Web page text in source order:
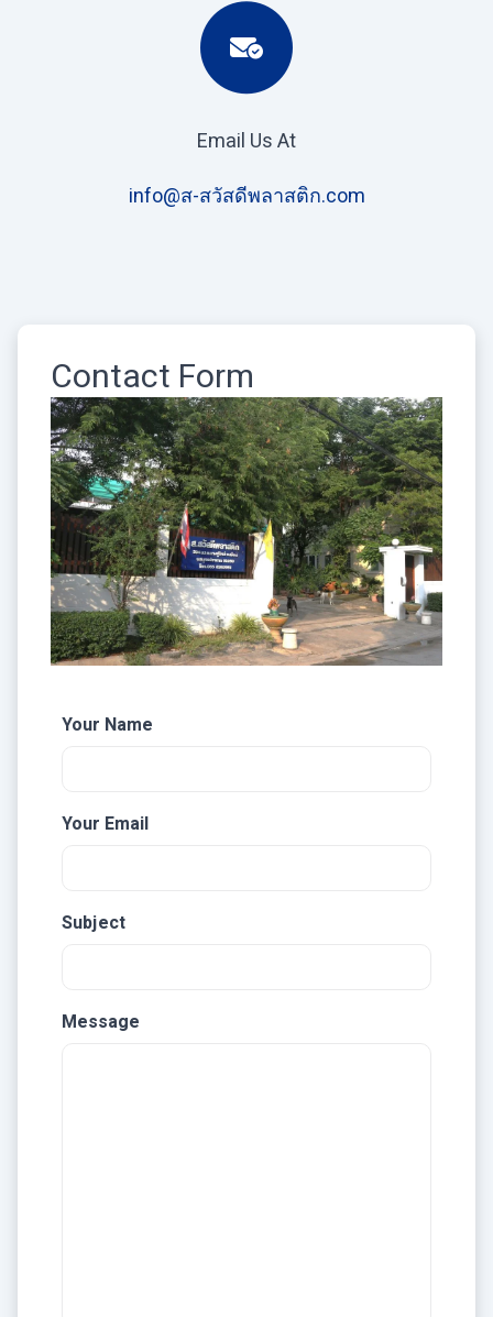
Email Us At
info@ส-สวัสดีพลาสติก.com
Contact Form
Your Name
Your Email
Subject
Message